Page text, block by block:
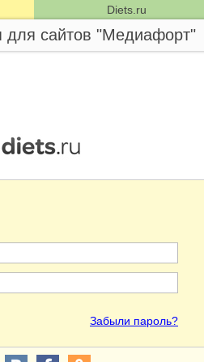
Diets.ru
для сайтов "Медиафорт"
Забыли пароль?